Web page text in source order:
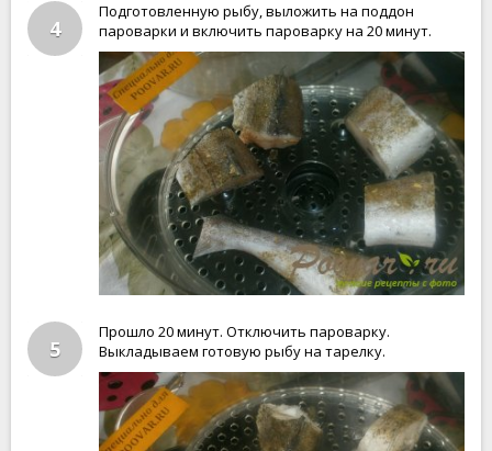
4
Подготовленную рыбу, выложить на поддон
пароварки и включить пароварку на 20 минут.
5
Прошло 20 минут. Отключить пароварку.
Выкладываем готовую рыбу на тарелку.